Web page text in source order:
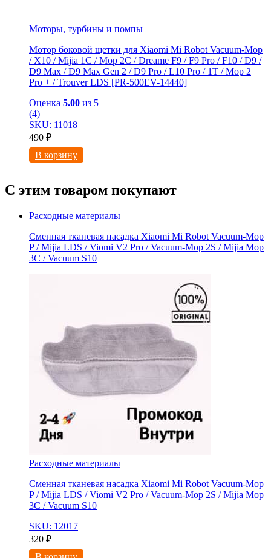
Моторы, турбины и помпы
Мотор боковой щетки для Xiaomi Mi Robot Vacuum-Mop
/ X10 / Mijia 1C / Mop 2C / Dreame F9 / F9 Pro / F10 / D9 /
D9 Max / D9 Мах Gen 2 / D9 Pro / L10 Pro / 1T / Mop 2
Pro + / Trouver LDS [PR-500EV-14440]
Оценка 5.00 из 5
(4)
SKU: 11018
490 ₽
В корзину
С этим товаром покупают
Расходные материалы
Сменная тканевая насадка Xiaomi Mi Robot Vacuum-Mop
P / Mijia LDS / Viomi V2 Pro / Vacuum-Mop 2S / Mijia Mop
3C / Vacuum S10
Расходные материалы
Сменная тканевая насадка Xiaomi Mi Robot Vacuum-Mop
P / Mijia LDS / Viomi V2 Pro / Vacuum-Mop 2S / Mijia Mop
3C / Vacuum S10
SKU: 12017
320 ₽